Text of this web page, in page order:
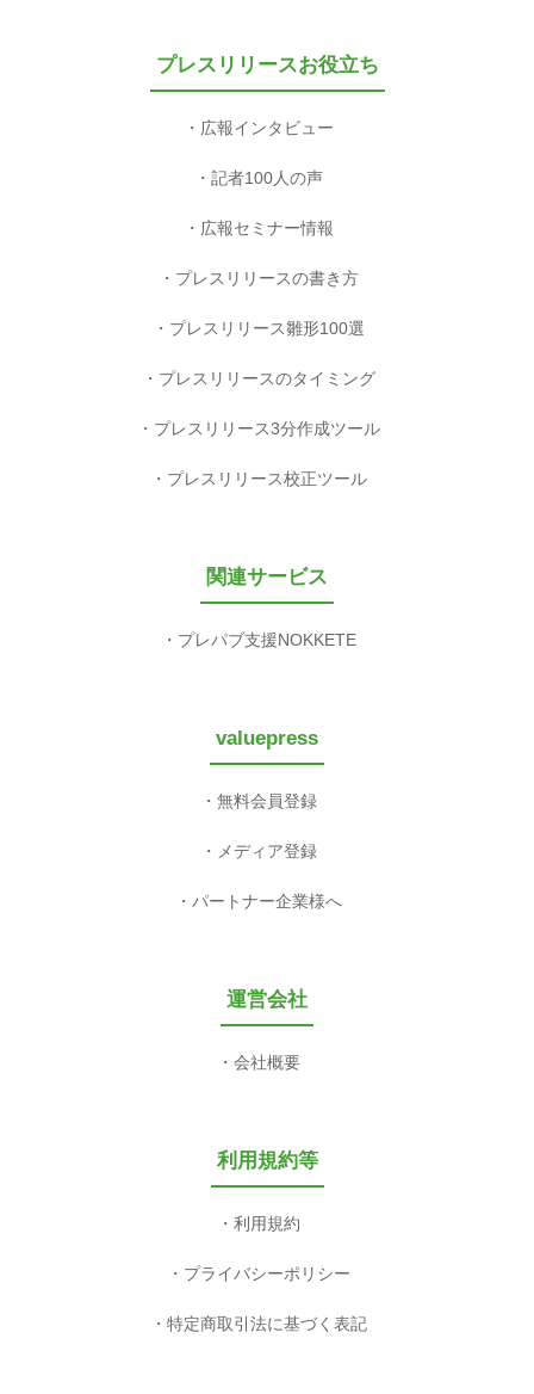
プレスリリースお役立ち
広報インタビュー
記者100人の声
広報セミナー情報
プレスリリースの書き方
プレスリリース雛形100選
プレスリリースのタイミング
プレスリリース3分作成ツール
プレスリリース校正ツール
関連サービス
プレパブ支援NOKKETE
valuepress
無料会員登録
メディア登録
パートナー企業様へ
運営会社
会社概要
利用規約等
利用規約
プライバシーポリシー
特定商取引法に基づく表記